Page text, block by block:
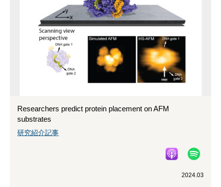
Researchers predict protein placement on AFM
substrates
研究紹介記事
2024.03